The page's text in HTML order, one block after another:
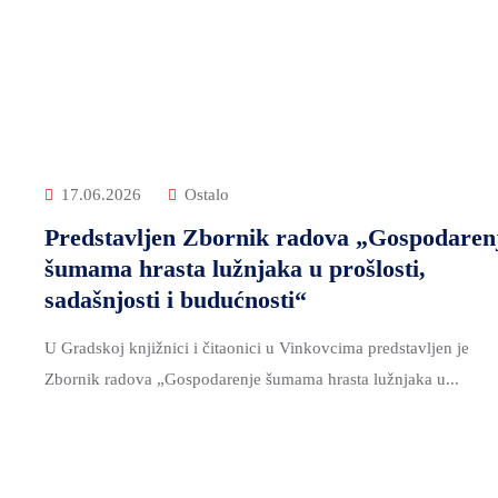
17.06.2026 Ostalo
Predstavljen Zbornik radova
šumama hrasta lužnjaka u prošlosti,
sadašnjosti i budućnosti“
U Gradskoj knjižnici i čitaonici u Vinkovcima predstavljen je
Zbornik radova „Gospodarenje šumama hrasta lužnjaka u...